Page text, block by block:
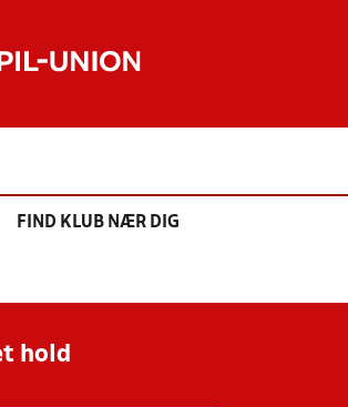
FIND KLUB NÆR DIG
hold